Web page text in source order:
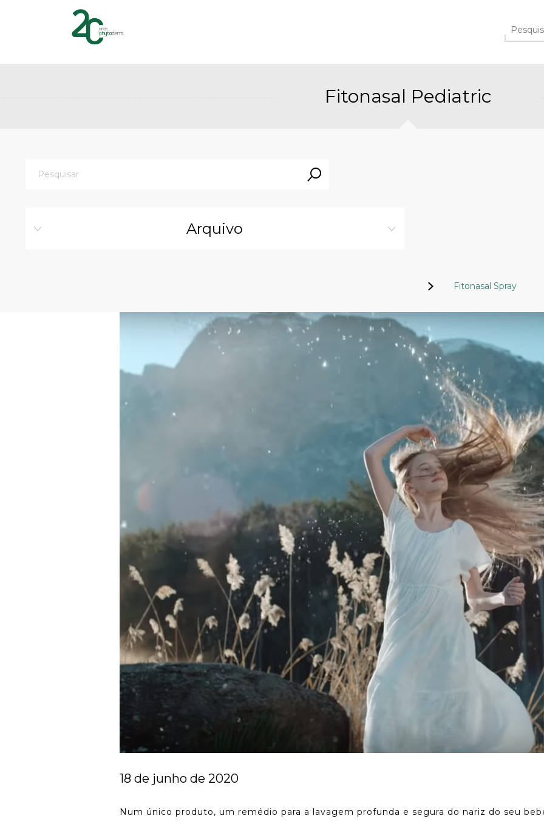
Fitonasal Pediatric
Arquivo
Fitonasal Spray
18 de junho de 2020
Num único produto, um remédio para a lavagem profunda e segura do nariz do seu